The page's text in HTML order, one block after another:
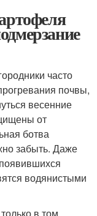
часто
почвы,
весенние
от
ботва
забыть. Даже
водянистыми
в том